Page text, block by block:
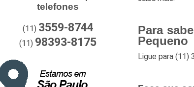
telefones
(11) 3559-8744
(11) 98393-8175
Para
Pequeno
Ligue para (11)